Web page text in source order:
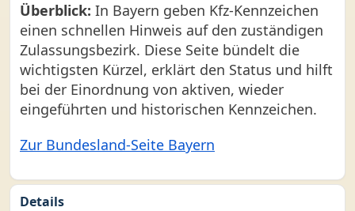
Überblick: In Bayern geben Kfz-Kennzeichen
einen schnellen Hinweis auf den zuständigen
Zulassungsbezirk. Diese Seite bündelt die
wichtigsten Kürzel, erklärt den Status und hilft
bei der Einordnung von aktiven, wieder
eingeführten und historischen Kennzeichen.
Zur Bundesland-Seite Bayern
Details